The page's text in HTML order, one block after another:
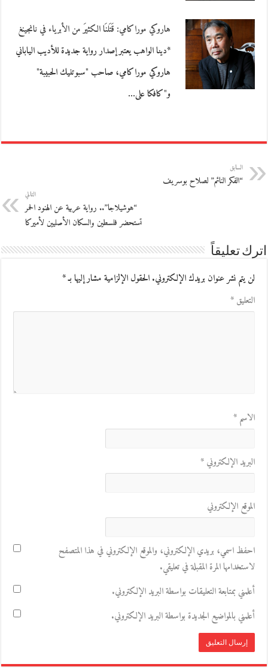
هاروكي موراكامي: قَتَلنَا الكثيرَ من الأبرياء في نانجينغ
*دينا الواهب يعتبر إصدار رواية جديدة للأديب الياباني
هاروكي موراكامي، صاحب "سبوتنيك الحبيبة"
و"كافكا على…
السابق
“الفكر النائم” لصلاح بوسريف
التالي
“هوشيلاجا”.. رواية عربية عن الهنود الحمر
تستحضر فلسطين والسكان الأصليين لأميركا
اترك تعليقاً
لن يتم نشر عنوان بريدك الإلكتروني.الحقول الإلزامية مشار إليها بـ*
التعليق*
الاسم*
البريد الإلكتروني*
الموقع الإلكتروني
احفظ اسمي، بريدي الإلكتروني، والموقع الإلكتروني في هذا المتصفح
لاستخدامها المرة المقبلة في تعليقي.
أعلمني بمتابعة التعليقات بواسطة البريد الإلكتروني.
أعلمني بالمواضيع الجديدة بواسطة البريد الإلكتروني.